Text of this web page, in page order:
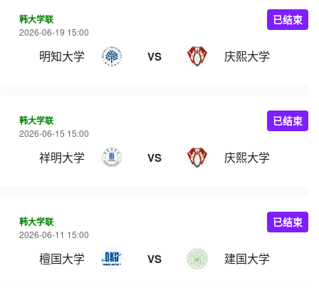
韩大学联
2026-06-19 15:00
明知大学 VS 庆熙大学
已结束
韩大学联
2026-06-15 15:00
祥明大学 VS 庆熙大学
已结束
韩大学联
2026-06-11 15:00
檀国大学 VS 建国大学
已结束